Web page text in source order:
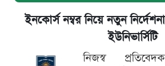
ইনকোর্স নম্বর নিয়ে নতুন
ইউনিভার্সিটি
নিজস্ব